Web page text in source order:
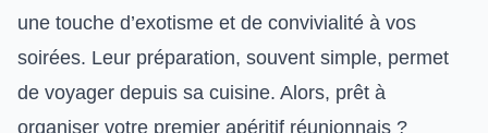
une touche d’exotisme et de convivialité à vos
soirées. Leur préparation, souvent simple, permet
de voyager depuis sa cuisine. Alors, prêt à
organiser votre premier apéritif réunionnais ?